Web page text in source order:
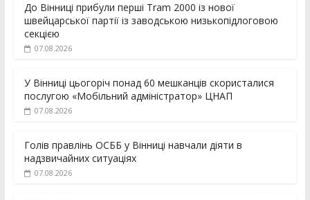
До Вінниці прибули перші Tram 2000 із нової
швейцарської партії із заводською низькопідлоговою
секцією
07.08.2026
У Вінниці цьогоріч понад 60 мешканців скористалися
послугою «Мобільний адміністратор» ЦНАП
07.08.2026
Голів правлінь ОСББ у Вінниці навчали діяти в
надзвичайних ситуаціях
07.08.2026